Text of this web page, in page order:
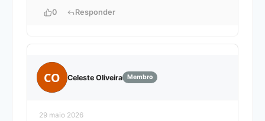
0 Responder
CO Celeste Oliveira Membro
29 maio 2026